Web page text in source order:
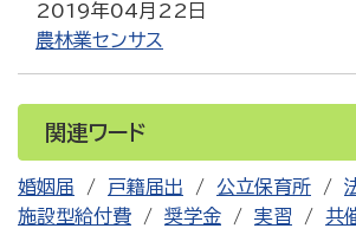
2019年04月22日
農林業センサス
関連ワード
婚姻届 戸籍届出 公立保育所
施設型給付費
奨学金 実習 共